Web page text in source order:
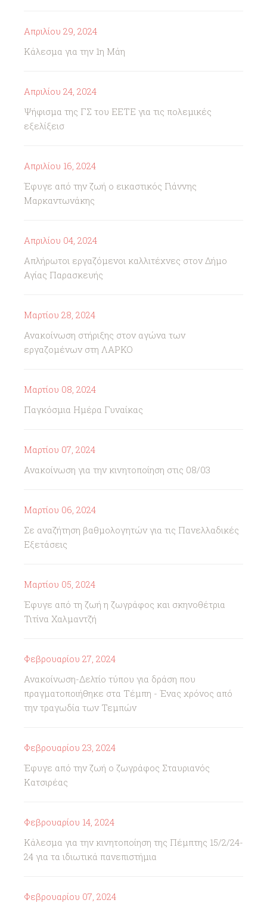
Απριλίου 29, 2024
Κάλεσμα για την 1η Μάη
Απριλίου 24, 2024
Ψήφισμα της ΓΣ του ΕΕΤΕ για τις πολεμικές
εξελίξεισ
Απριλίου 16, 2024
Έφυγε από την ζωή ο εικαστικός Γιάννης
Μαρκαντωνάκης
Απριλίου 04, 2024
Απλήρωτοι εργαζόμενοι καλλιτέχνες στον Δήμο
Αγίας Παρασκευής
Μαρτίου 28, 2024
Ανακοίνωση στήριξης στον αγώνα των
εργαζομένων στη ΛΑΡΚΟ
Μαρτίου 08, 2024
Παγκόσμια Ημέρα Γυναίκας
Μαρτίου 07, 2024
Ανακοίνωση για την κινητοποίηση στις 08/03
Μαρτίου 06, 2024
Σε αναζήτηση βαθμολογητών για τις Πανελλαδικές
Εξετάσεις
Μαρτίου 05, 2024
Έφυγε από τη ζωή η ζωγράφος και σκηνοθέτρια
Τιτίνα Χαλμαντζή
Φεβρουαρίου 27, 2024
Ανακοίνωση-Δελτίο τύπου για δράση που
πραγματοποιήθηκε στα Τέμπη - Ένας χρόνος από
την τραγωδία των Τεμπών
Φεβρουαρίου 23, 2024
Έφυγε από την ζωή ο ζωγράφος Σταυριανός
Κατσιρέας
Φεβρουαρίου 14, 2024
Κάλεσμα για την κινητοποίηση της Πέμπτης 15/2/24-
24 για τα ιδιωτικά πανεπιστήμια
Φεβρουαρίου 07, 2024